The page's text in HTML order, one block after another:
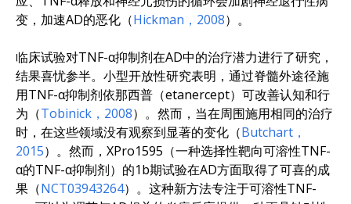
变，加速AD的恶化（Hickman，2008）。
临床试验对TNF-α抑制剂在AD中的治疗潜力进行了研究，
结果喜忧参半。小型开放性研究表明，通过脊髓外途径施
用TNF-α抑制剂依那西普（etanercept）可改善认知和行
为（Tobinick，2008）。然而，当在周围施用相同的治疗
时，在这些领域没有观察到显著的变化（Butchart，
2015）。然而，XPro1595（一种选择性靶向可溶性TNF-
α的TNF-α抑制剂）的1b期试验在AD方面取得了可喜的成
果（NCT03943264）。这种新方法专注于可溶性TNF-